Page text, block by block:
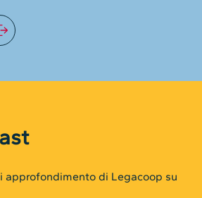
approfondimento di Legacoop su